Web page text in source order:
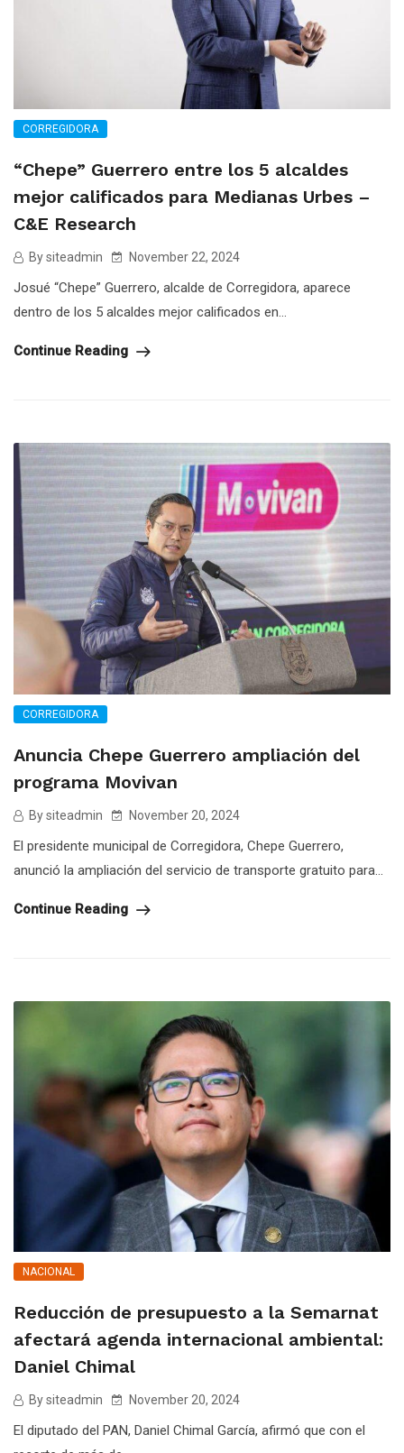
CORREGIDORA
“Chepe” Guerrero entre los 5 alcaldes
mejor calificados para Medianas Urbes –
C&E Research
By siteadmin November 22, 2024
Josué “Chepe” Guerrero, alcalde de Corregidora, aparece
dentro de los 5 alcaldes mejor calificados en...
Continue Reading
CORREGIDORA
Anuncia Chepe Guerrero ampliación del
programa Movivan
By siteadmin November 20, 2024
El presidente municipal de Corregidora, Chepe Guerrero,
anunció la ampliación del servicio de transporte gratuito para...
Continue Reading
NACIONAL
Reducción de presupuesto a la Semarnat
afectará agenda internacional ambiental:
Daniel Chimal
By siteadmin November 20, 2024
El diputado del PAN, Daniel Chimal García, afirmó que con el